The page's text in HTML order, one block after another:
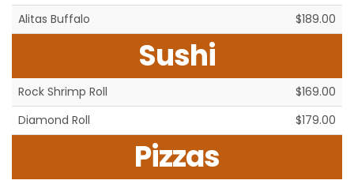
Alitas Buffalo
$189.00
Sushi
Rock Shrimp Roll
$169.00
Diamond Roll
$179.00
Pizzas